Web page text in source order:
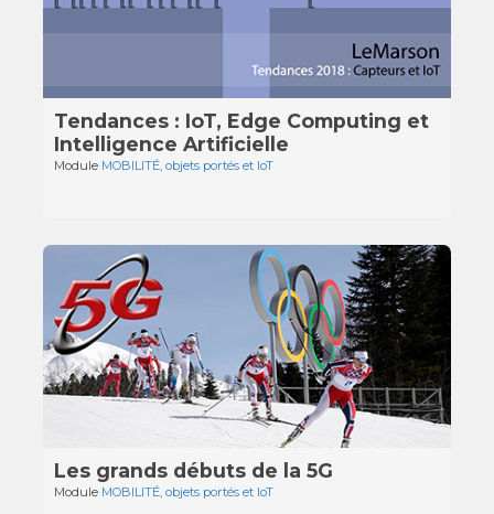
Tendances : IoT, Edge Computing et
Intelligence Artificielle
Module MOBILITÉ, objets portés et IoT
Les grands débuts de la 5G
Module MOBILITÉ, objets portés et IoT